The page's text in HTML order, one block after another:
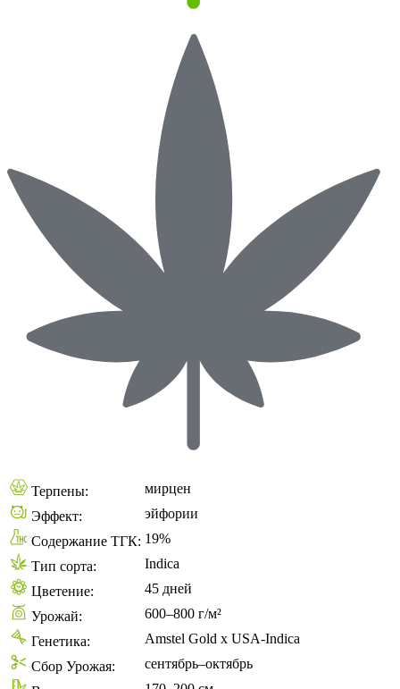
Терпены:
мирцен
Эффект:
эйфории
Содержание ТГК: 19%
Тип сорта:
Indica
Цветение:
45 дней
Урожай:
600–800 г/м²
Генетика:
Amstel Gold x USA-Indica
Сбор Урожая:
сентябрь–октябрь